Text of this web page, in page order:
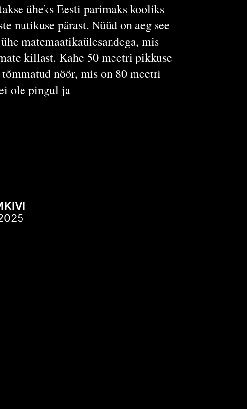
üheks Eesti parimaks kooliks
nutikuse pärast. Nüüd on aeg see
matemaatikaülesandega, mis
killast. Kahe 50 meetri pikkuse
nöör, mis on 80 meetri
ole pingul ja